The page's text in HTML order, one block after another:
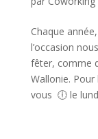
Chaque
l’occasion
fêter, comme
Wallonie. Pour
vous 🕕 le